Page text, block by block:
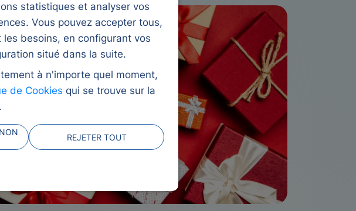
statistiques et analyser vos
Vous pouvez accepter tous,
besoins, en configurant vos
situé dans la suite.
à n'importe quel moment,
de Cookies qui se trouve sur la
REJETER TOUT